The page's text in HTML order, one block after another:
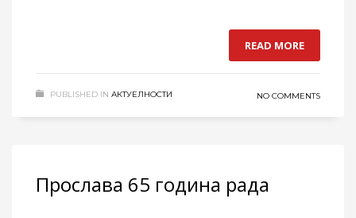
READ MORE
PUBLISHED IN АКТУЕЛНОСТИ NO COMMENTS
Прослава 65 година рада